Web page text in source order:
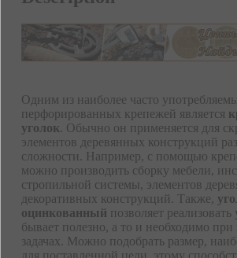
Одним из наиболее часто
перфорированных крепежей является
уголок. Обычно он применяется для
элементов деревянных конструкций
сложности. Например, с помощью
можно производить сборку мебели,
стропильной системы, элементов
декоративных конструкций. Также,
оцинкованный позволяет реализовать
бывает полезно, а то и необходимо при
задачах. Можно подобрать размер,